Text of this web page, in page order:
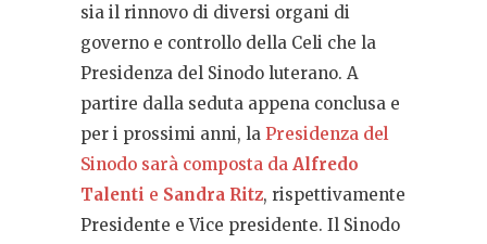
sia il rinnovo di diversi organi di
governo e controllo della Celi che la
Presidenza del Sinodo luterano. A
partire dalla seduta appena conclusa e
per i prossimi anni, la Presidenza del
Sinodo sarà composta da Alfredo
Talenti e Sandra Ritz, rispettivamente
Presidente e Vice presidente. Il Sinodo